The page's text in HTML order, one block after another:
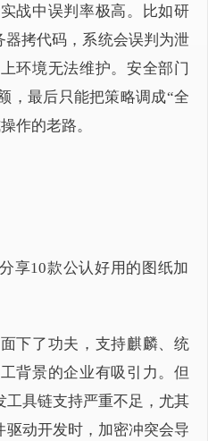
战中误判率极高。比如研
器拷代码，系统会误判为泄
环境无法维护。安全部门
，最后只能把策略调成“全
作的老路。
下了功夫，支持麒麟、统
背景的企业有吸引力。但
工具链支持严重不足，尤其
驱动开发时，加密冲突会导